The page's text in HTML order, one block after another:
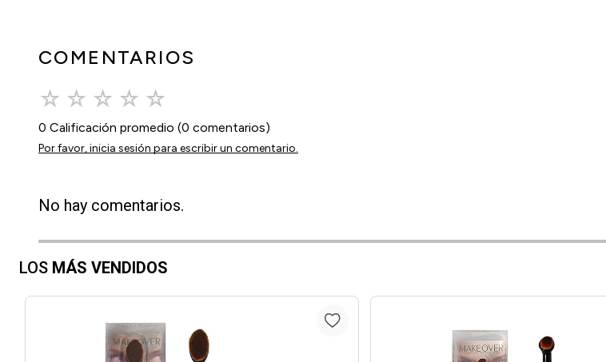
COMENTARIOS
☆ ☆ ☆ ☆ ☆
0 Calificación promedio (0 comentarios)
Por favor, inicia sesión para escribir un comentario.
No hay comentarios.
LOS MÁS VENDIDOS